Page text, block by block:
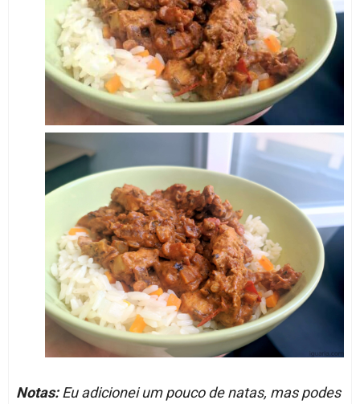
Notas:Eu adicionei um pouco de natas, mas podes